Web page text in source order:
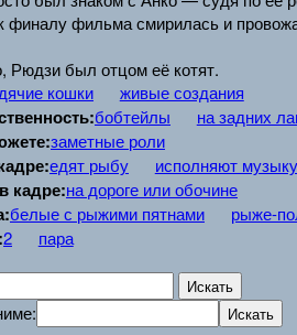
финалу фильма смирилась и
Рюдзи был отцом её котят.
кошки живые создания
бобтейлы на задних
заметные роли
едят рыбу исполняют музыку
кадре:на дороге или обочине
белые с рыжими пятнами рыже-
2 пара